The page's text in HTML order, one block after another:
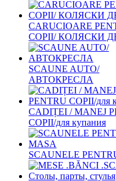
CARUCIOARE
COPII/ КОЛЯСКИ
SCAUNE AUTO/
АВТОКРЕСЛА
CADIȚEI / MANEJ
COPII/для купания
SCAUNELE